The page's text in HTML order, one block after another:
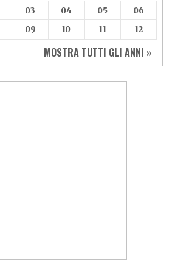
03 04 05
06
09 10 11 12
MOSTRA TUTTI GLI ANNI »